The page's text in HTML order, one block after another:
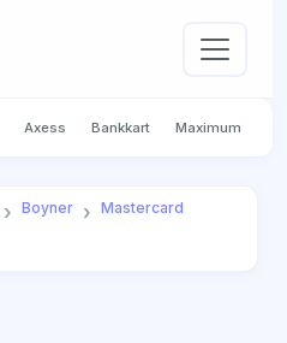
Axess Bankkart Maximum
Boyner
Mastercard